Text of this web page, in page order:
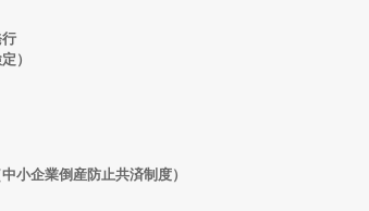
）
小企業倒産防止共済制度）